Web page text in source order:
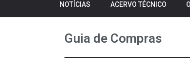
NOTÍCIAS ACERVO TÉCNICO
Guia de Compras